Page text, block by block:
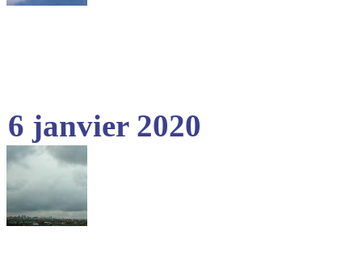
6 janvier 2020